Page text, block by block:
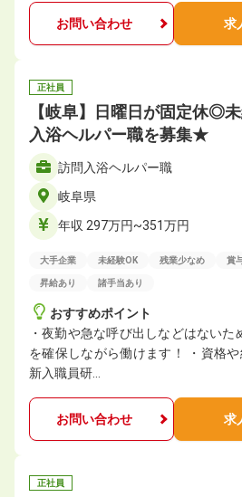
お問い合わせ 求
正社員
【岐阜】日曜日が固定休◎
入浴ヘルパー職を募集★
訪問入浴ヘルパー職
岐阜県
年収 297万円~351万円
大手企業 未経験OK 残業少なめ 賞
昇給あり 諸手当あり
おすすめポイント
・夜勤や急な呼び出しなどはないた
を確保しながら働けます！ ・資格
新入職員研…
お問い合わせ 求
正社員